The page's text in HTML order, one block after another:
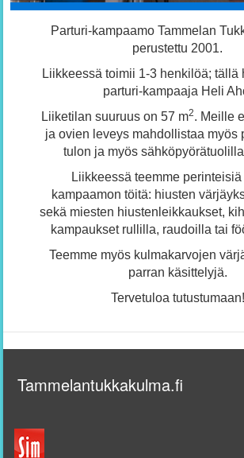
Parturi-kampaamo Tammelan
perustettu 2001.
Liikkeessä toimii 1-3 henkilöä; tällä
parturi-kampaaja Heli
Liiketilan suuruus on 57 m2. Meille
ja ovien leveys mahdollistaa myös
tulon ja myös
Liikkeessä teemme perinteisiä
kampaamon töitä: hiusten
sekä miesten hiustenleikkaukset,
kampaukset rullilla, raudoilla tai
Teemme myös kulmakarvojen
parran käsittelyjä.
Tervetuloa tutustumaan!
Tammelantukkakulma.fi